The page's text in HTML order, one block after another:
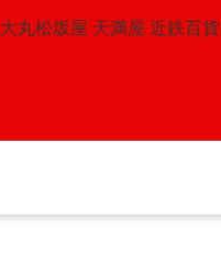
大丸松坂屋 天満屋 近鉄百